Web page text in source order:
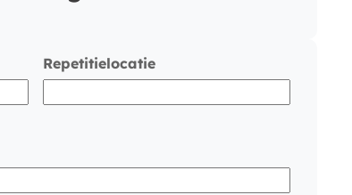
Repetitielocatie